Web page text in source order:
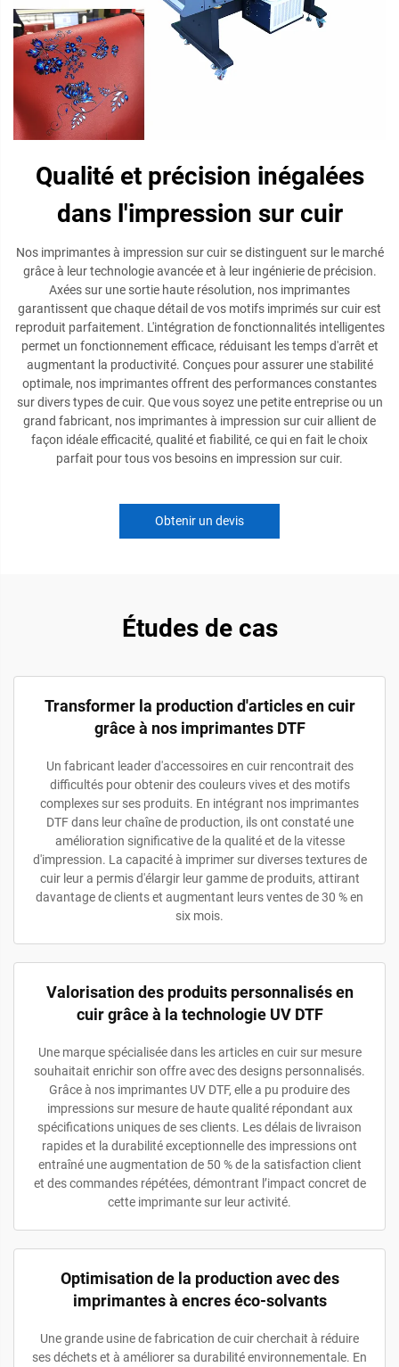
Qualité et précision inégalées
dans l'impression sur cuir
Nos imprimantes à impression sur cuir se distinguent sur le marché
grâce à leur technologie avancée et à leur ingénierie de précision.
Axées sur une sortie haute résolution, nos imprimantes
garantissent que chaque détail de vos motifs imprimés sur cuir est
reproduit parfaitement. L'intégration de fonctionnalités intelligentes
permet un fonctionnement efficace, réduisant les temps d'arrêt et
augmentant la productivité. Conçues pour assurer une stabilité
optimale, nos imprimantes offrent des performances constantes
sur divers types de cuir. Que vous soyez une petite entreprise ou un
grand fabricant, nos imprimantes à impression sur cuir allient de
façon idéale efficacité, qualité et fiabilité, ce qui en fait le choix
parfait pour tous vos besoins en impression sur cuir.
Obtenir un devis
Études de cas
Transformer la production d'articles en cuir
grâce à nos imprimantes DTF
Un fabricant leader d'accessoires en cuir rencontrait des
difficultés pour obtenir des couleurs vives et des motifs
complexes sur ses produits. En intégrant nos imprimantes
DTF dans leur chaîne de production, ils ont constaté une
amélioration significative de la qualité et de la vitesse
d'impression. La capacité à imprimer sur diverses textures de
cuir leur a permis d'élargir leur gamme de produits, attirant
davantage de clients et augmentant leurs ventes de 30 % en
six mois.
Valorisation des produits personnalisés en
cuir grâce à la technologie UV DTF
Une marque spécialisée dans les articles en cuir sur mesure
souhaitait enrichir son offre avec des designs personnalisés.
Grâce à nos imprimantes UV DTF, elle a pu produire des
impressions sur mesure de haute qualité répondant aux
spécifications uniques de ses clients. Les délais de livraison
rapides et la durabilité exceptionnelle des impressions ont
entraîné une augmentation de 50 % de la satisfaction client
et des commandes répétées, démontrant l’impact concret de
cette imprimante sur leur activité.
Optimisation de la production avec des
imprimantes à encres éco-solvants
Une grande usine de fabrication de cuir cherchait à réduire
ses déchets et à améliorer sa durabilité environnementale. En